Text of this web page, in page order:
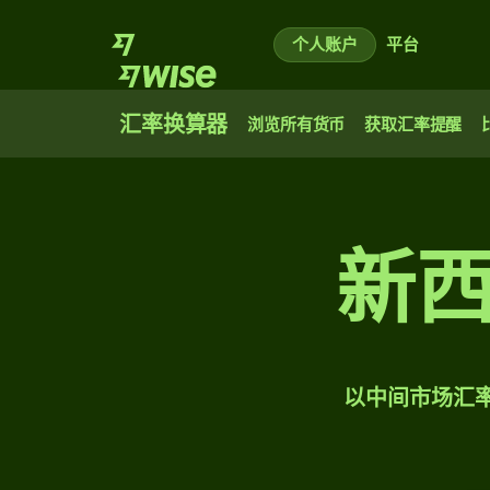
个人账户 平台
汇率换算器 浏览所有货币 获取汇率提醒
新
以中间市场汇